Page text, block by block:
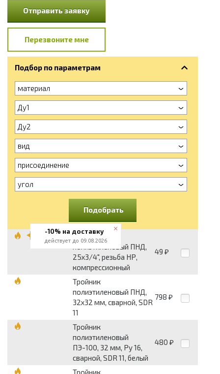
Отправить заявку
Перезвоните мне
Подбор по параметрам
материал
Ду1
Ду2
вид
присоединение
угол
Подобрать
Тройник
полиэтиленовый ПНД,
25x3/4", резьба НР,
компрессионный
49 ₽
Тройник
полиэтиленовый ПНД,
32x32 мм, сварной, SDR
11
798 ₽
Тройник
полиэтиленовый
ПЭ-100, 32 мм, Pу 16,
сварной, SDR 11, белый
480 ₽
Тройник
-10% на доставку
действует до 09.08.2026